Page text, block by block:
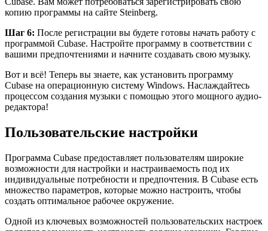
копию программы на сайте Steinberg.
Шаг 6: После регистрации вы будете готовы начать работу с
программой Cubase. Настройте программу в соответствии с
вашими предпочтениями и начните создавать свою музыку.
Вот и всё! Теперь вы знаете, как установить программу
Cubase на операционную систему Windows. Наслаждайтесь
процессом создания музыки с помощью этого мощного аудио-
редактора!
Пользовательские настройки
Программа Cubase предоставляет пользователям широкие
возможности для настройки и настраиваемость под их
индивидуальные потребности и предпочтения. В Cubase есть
множество параметров, которые можно настроить, чтобы
создать оптимальное рабочее окружение.
Одной из ключевых возможностей пользовательских настроек